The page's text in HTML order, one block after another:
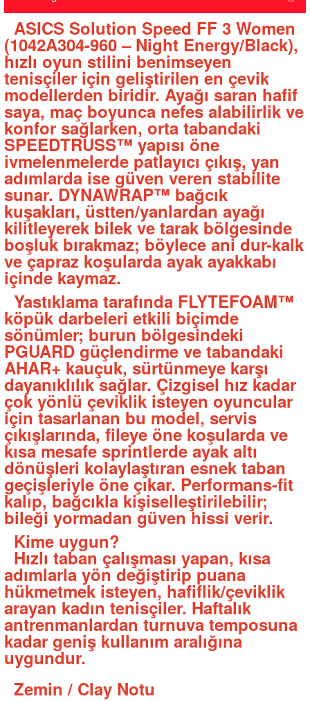
ASICS Solution Speed FF 3 Women
(1042A304-960 – Night Energy/Black),
hızlı oyun stilini benimseyen
tenisçiler için geliştirilen en çevik
modellerden biridir. Ayağı saran hafif
saya, maç boyunca nefes alabilirlik ve
konfor sağlarken, orta tabandaki
SPEEDTRUSS™ yapısı öne
ivmelenmelerde patlayıcı çıkış, yan
adımlarda ise güven veren stabilite
sunar. DYNAWRAP™ bağcık
kuşakları, üstten/yanlardan ayağı
kilitleyerek bilek ve tarak bölgesinde
boşluk bırakmaz; böylece ani dur-kalk
ve çapraz koşularda ayak ayakkabı
içinde kaymaz.
Yastıklama tarafında FLYTEFOAM™
köpük darbeleri etkili biçimde
sönümler; burun bölgesindeki
PGUARD güçlendirme ve tabandaki
AHAR+ kauçuk, sürtünmeye karşı
dayanıklılık sağlar. Çizgisel hız kadar
çok yönlü çeviklik isteyen oyuncular
için tasarlanan bu model, servis
çıkışlarında, fileye öne koşularda ve
kısa mesafe sprintlerde ayak altı
dönüşleri kolaylaştıran esnek taban
geçişleriyle öne çıkar. Performans-fit
kalıp, bağcıkla kişiselleştirilebilir;
bileği yormadan güven hissi verir.
Kime uygun?
Hızlı taban çalışması yapan, kısa
adımlarla yön değiştirip puana
hükmetmek isteyen, hafiflik/çeviklik
arayan kadın tenisçiler. Haftalık
antrenmanlardan turnuva temposuna
kadar geniş kullanım aralığına
uygundur.
Zemin / Clay Notu